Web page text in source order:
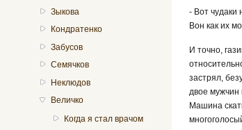
Зыкова
Кондратенко
Забусов
Семячков
Неклюдов
Величко
Когда я стал врачом
- Вот чудаки
Вон как их
И точно,
застрял,
двое мужчин
Машина